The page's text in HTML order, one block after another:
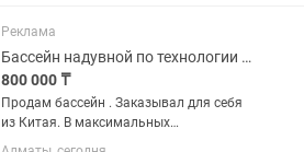
Реклама
Бассейн надувной по технологии drop-stitch
800 000 ₸
Продам бассейн . Заказывал для себя
из Китая. В максимальных
параметрах. Толщина ПВХ, ширина